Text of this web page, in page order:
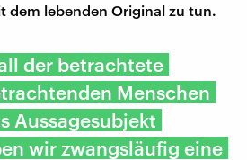
dem lebenden Original zu tun.
der betrachtete
Menschen
Aussagesubjekt
wir zwangsläufig eine